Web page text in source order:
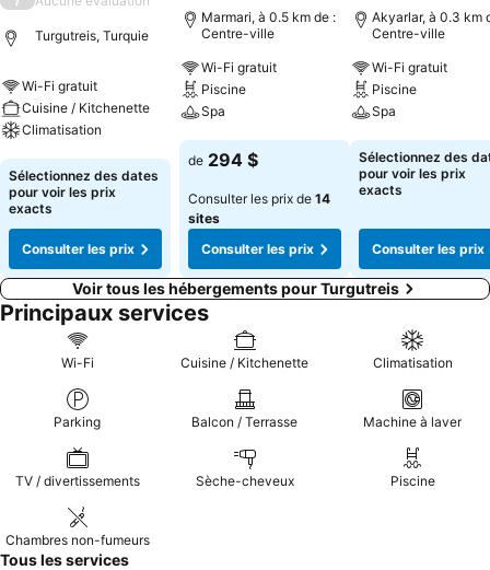
Turgutreis, Turquie
Wi-Fi gratuit
Cuisine / Kitchenette
Climatisation
Consulter les prix
Sélectionnez des dates
pour voir les prix
exacts
Consulter les prix
Marmari, à 0.5 km de :
Centre-ville
Wi-Fi gratuit
Piscine
Spa
Consulter les prix
de 294 $
Consulter les prix de 14
sites
Consulter les prix
Akyarlar, à 0.3 km
Centre-ville
Wi-Fi gratuit
Piscine
Spa
Consulter les
Sélectionnez des
pour voir les prix
exacts
Consulter les prix
Voir tous les hébergements pour Turgutreis
Principaux services
Wi-Fi Cuisine / Kitchenette Climatisation
Parking Balcon / Terrasse Machine à laver
TV / divertissements Sèche-cheveux Piscine
Chambres non-fumeurs
Tous les services